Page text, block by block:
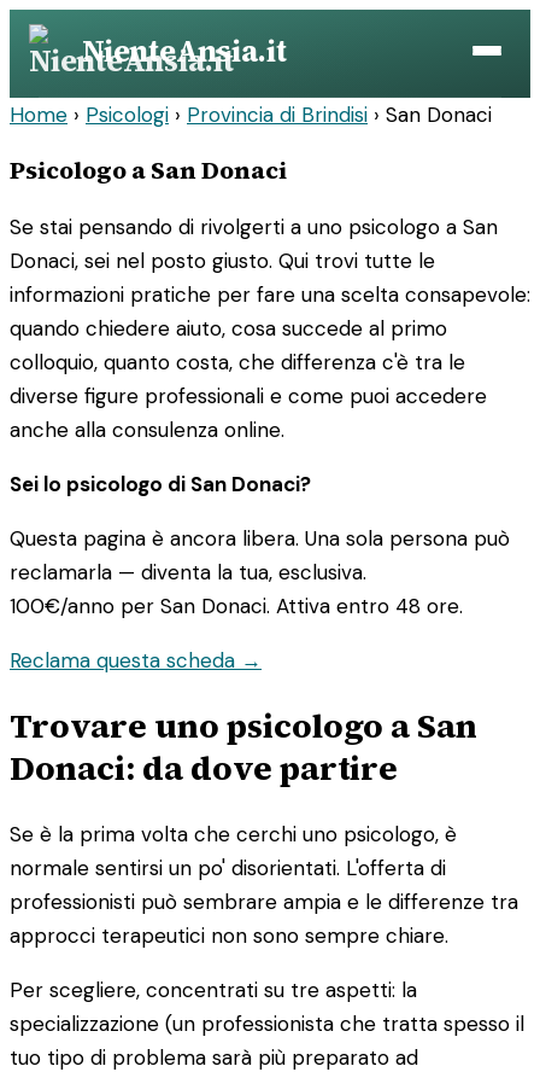
Vai
contenuto
NienteAnsia.it
Home › Psicologi › Provincia di Brindisi › San Donaci
Psicologo a San Donaci
Se stai pensando di rivolgerti a uno psicologo a San
Donaci, sei nel posto giusto. Qui trovi tutte le
informazioni pratiche per fare una scelta consapevole:
quando chiedere aiuto, cosa succede al primo
colloquio, quanto costa, che differenza c'è tra le
diverse figure professionali e come puoi accedere
anche alla consulenza online.
Sei lo psicologo di San Donaci?
Questa pagina è ancora libera. Una sola persona può
reclamarla — diventa la tua, esclusiva.
100€/anno per San Donaci. Attiva entro 48 ore.
Reclama questa scheda →
Trovare uno psicologo a San
Donaci: da dove partire
Se è la prima volta che cerchi uno psicologo, è
normale sentirsi un po' disorientati. L'offerta di
professionisti può sembrare ampia e le differenze tra
approcci terapeutici non sono sempre chiare.
Per scegliere, concentrati su tre aspetti: la
specializzazione (un professionista che tratta spesso il
tuo tipo di problema sarà più preparato ad